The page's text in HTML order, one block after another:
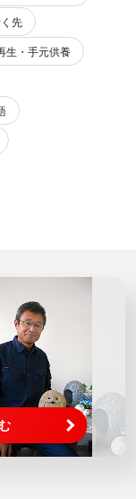
先
・手元供養